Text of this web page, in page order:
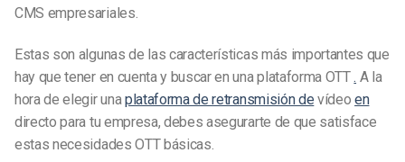
CMS empresariales.
Estas son algunas de las características más importantes que
hay que tener en cuenta y buscar en una plataforma OTT . A la
hora de elegir unaplataforma de retransmisión de vídeoen
directo para tu empresa, debes asegurarte de que satisface
estas necesidades OTT básicas.